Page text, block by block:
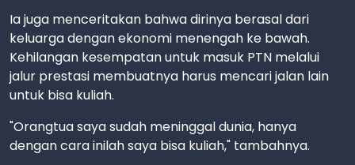
Ia juga menceritakan bahwa dirinya berasal dari
keluarga dengan ekonomi menengah ke bawah.
Kehilangan kesempatan untuk masuk PTN melalui
jalur prestasi membuatnya harus mencari jalan lain
untuk bisa kuliah.
"Orangtua saya sudah meninggal dunia, hanya
dengan cara inilah saya bisa kuliah," tambahnya.